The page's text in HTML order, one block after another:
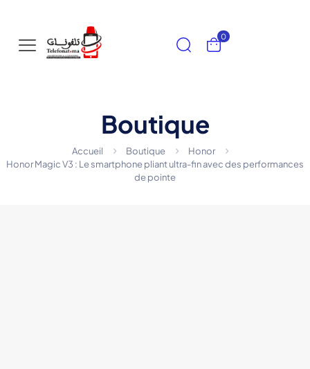
0
Boutique
Accueil Boutique
Honor
Honor Magic V3 : Le smartphone pliant ultra-fin avec des performances
de pointe